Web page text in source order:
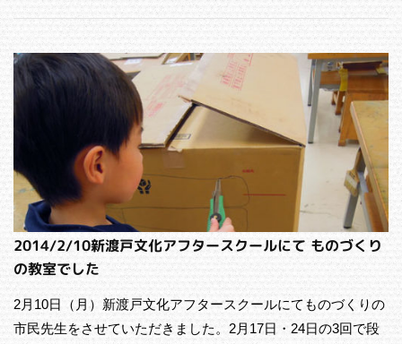
2014/2/10新渡戸文化アフタースクールにて ものづくり
の教室でした
2月10日（月）新渡戸文化アフタースクールにてものづくりの
市民先生をさせていただきました。2月17日・24日の3回で段